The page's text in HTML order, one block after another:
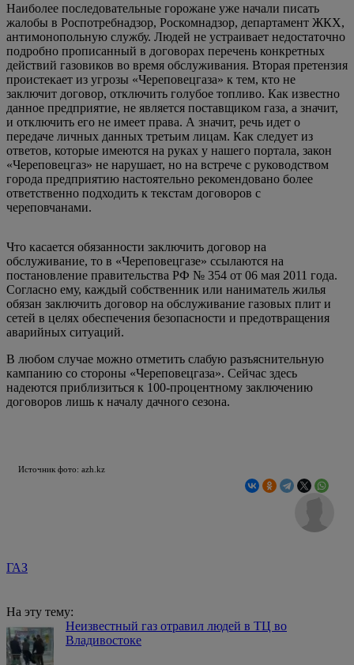
Наиболее последовательные горожане уже начали писать
жалобы в Роспотребнадзор, Роскомнадзор, департамент ЖКХ,
антимонопольную службу. Людей не устраивает недостаточно
подробно прописанный в договорах перечень конкретных
действий газовиков во время обслуживания. Вторая претензия
проистекает из угрозы «Череповецгаза» к тем, кто не
заключит договор, отключить голубое топливо. Как известно
данное предприятие, не является поставщиком газа, а значит,
и отключить его не имеет права. А значит, речь идет о
передаче личных данных третьим лицам. Как следует из
ответов, которые имеются на руках у нашего портала, закон
«Череповецгаз» не нарушает, но на встрече с руководством
города предприятию настоятельно рекомендовано более
ответственно подходить к текстам договоров с
череповчанами.
Что касается обязанности заключить договор на
обслуживание, то в «Череповецгазе» ссылаются на
постановление правительства РФ № 354 от 06 мая 2011 года.
Согласно ему, каждый собственник или наниматель жилья
обязан заключить договор на обслуживание газовых плит и
сетей в целях обеспечения безопасности и предотвращения
аварийных ситуаций.
В любом случае можно отметить слабую разъяснительную
кампанию со стороны «Череповецгаза». Сейчас здесь
надеются приблизиться к 100-процентному заключению
договоров лишь к началу дачного сезона.
Источник фото: azh.kz
ГАЗ
На эту тему:
Неизвестный газ отравил людей в ТЦ во
Владивостоке